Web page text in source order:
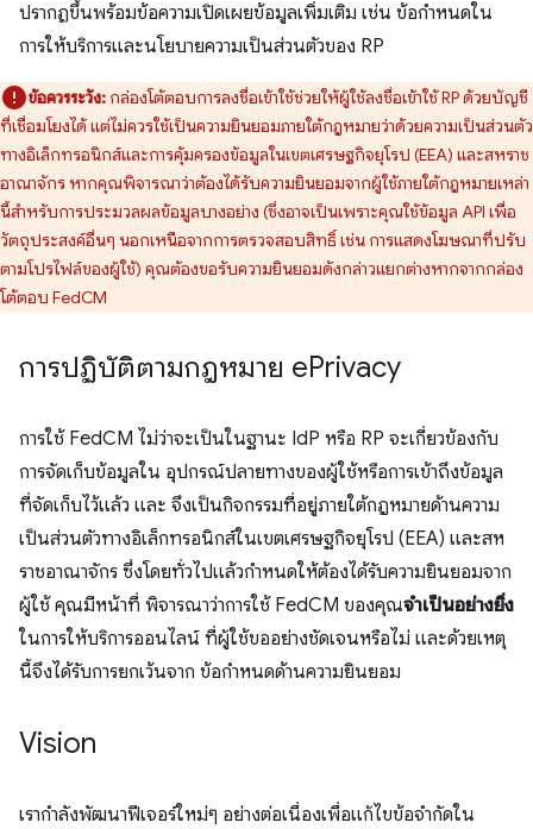
ปรากฏขึ้นพร้อมข้อความเปิดเผยข้อมูลเพิ่มเติม เช่น ข้อกำหนดใน
การให้บริการและนโยบายความเป็นส่วนตัวของ RP
ข้อควรระวัง: กล่องโต้ตอบการลงชื่อเข้าใช้ช่วยให้ผู้ใช้ลงชื่อเข้าใช้ RP ด้วยบัญชี
ที่เชื่อมโยงได้ แต่ไม่ควรใช้เป็นความยินยอมภายใต้กฎหมายว่าด้วยความเป็นส่วนตัว
ทางอิเล็กทรอนิกส์และการคุ้มครองข้อมูลในเขตเศรษฐกิจยุโรป (EEA) และสหราช
อาณาจักร หากคุณพิจารณาว่าต้องได้รับความยินยอมจากผู้ใช้ภายใต้กฎหมายเหล่า
นี้สำหรับการประมวลผลข้อมูลบางอย่าง (ซึ่งอาจเป็นเพราะคุณใช้ข้อมูล API เพื่อ
วัตถุประสงค์อื่นๆ นอกเหนือจากการตรวจสอบสิทธิ์ เช่น การแสดงโฆษณาที่ปรับ
ตามโปรไฟล์ของผู้ใช้) คุณต้องขอรับความยินยอมดังกล่าวแยกต่างหากจากกล่อง
โต้ตอบ FedCM
การปฏิบัติตามกฎหมาย ePrivacy
การใช้ FedCM ไม่ว่าจะเป็นในฐานะ IdP หรือ RP จะเกี่ยวข้องกับ
การจัดเก็บข้อมูลใน อุปกรณ์ปลายทางของผู้ใช้หรือการเข้าถึงข้อมูล
ที่จัดเก็บไว้แล้ว และ จึงเป็นกิจกรรมที่อยู่ภายใต้กฎหมายด้านความ
เป็นส่วนตัวทางอิเล็กทรอนิกส์ในเขตเศรษฐกิจยุโรป (EEA) และสห
ราชอาณาจักร ซึ่งโดยทั่วไปแล้วกำหนดให้ต้องได้รับความยินยอมจาก
ผู้ใช้ คุณมีหน้าที่ พิจารณาว่าการใช้ FedCM ของคุณจำเป็นอย่างยิ่ง
ในการให้บริการออนไลน์ ที่ผู้ใช้ขออย่างชัดเจนหรือไม่ และด้วยเหตุ
นี้จึงได้รับการยกเว้นจาก ข้อกำหนดด้านความยินยอม
Vision
เรากำลังพัฒนาฟีเจอร์ใหม่ๆ อย่างต่อเนื่องเพื่อแก้ไขข้อจำกัดใน